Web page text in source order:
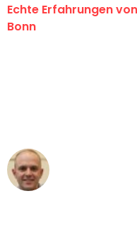
Echte Erfahrungen
Bonn